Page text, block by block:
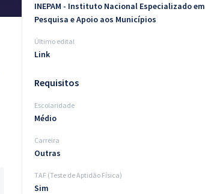
INEPAM - Instituto Nacional Especializado em
Pesquisa e Apoio aos Municípios
Último edital
Link
Requisitos
Escolaridade
Médio
Carreira
Outras
TAF (Teste de Aptidão Física)
Sim